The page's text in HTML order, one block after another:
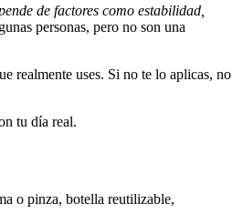
de factores como estabilidad,
personas, pero no son una
realmente uses. Si no te lo aplicas, no
tu día real.
o pinza, botella reutilizable,